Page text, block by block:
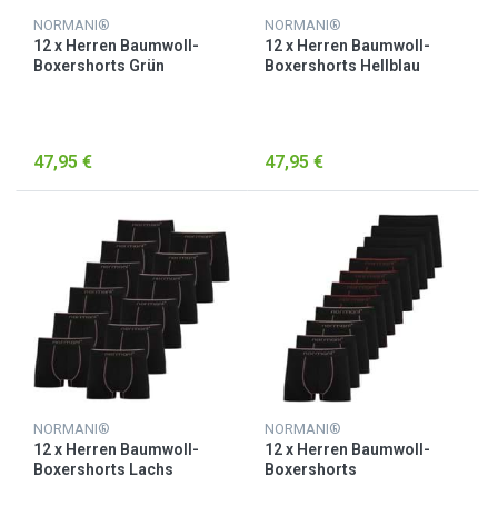
NORMANI®
12 x Herren Baumwoll-
Boxershorts Grün
47,95 €
NORMANI®
12 x Herren Baumwoll-
Boxershorts Hellblau
47,95 €
NORMANI®
12 x Herren Baumwoll-
Boxershorts Lachs
NORMANI®
12 x Herren Baumwoll-
Boxershorts